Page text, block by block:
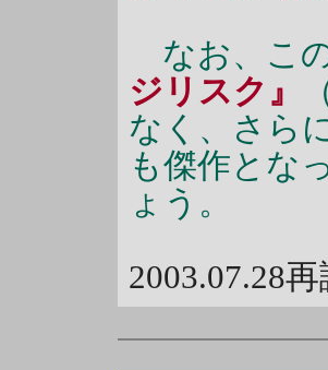
なお、こ
ジリスク』
なく、さら
も傑作とな
ょう。